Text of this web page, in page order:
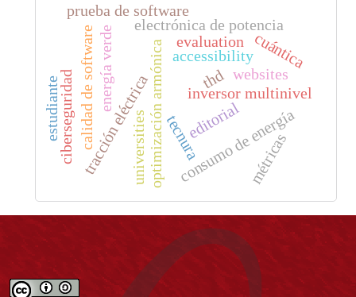
editorial
tecnura
inversor multinivel
optimización armónica thd
electrónica de potencia
tracción eléctrica
energía verde
consumo de energía
prueba de software
calidad de software accessibility
evaluation
websites
universities
ciberseguridad
cuántica
métricas
estudiante